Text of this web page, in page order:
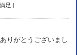
足 ]
りがとうございまし